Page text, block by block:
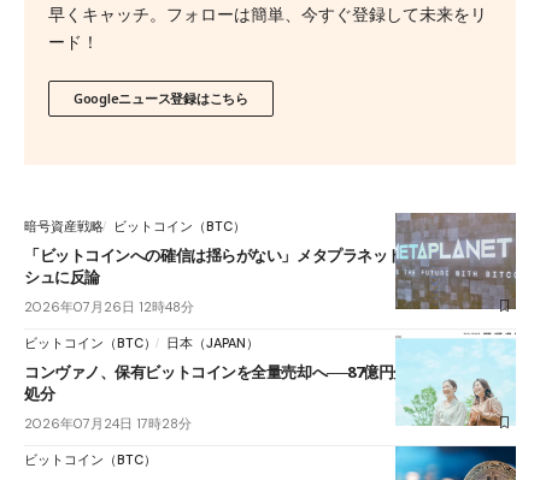
早くキャッチ。フォローは簡単、今すぐ登録して未来をリ
ード！
Googleニュース登録はこちら
暗号資産戦略 ビットコイン（BTC）
「ビットコインへの確信は揺らがない」メタプラネットCEO、売却ラッ
シュに反論
2026年07月26日 12時48分
ビットコイン（BTC） 日本（JAPAN）
コンヴァノ、保有ビットコインを全量売却へ──87億円分を3か月以内に
処分
2026年07月24日 17時28分
ビットコイン（BTC）